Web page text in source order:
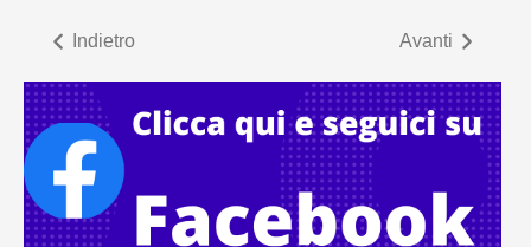
Indietro Avanti